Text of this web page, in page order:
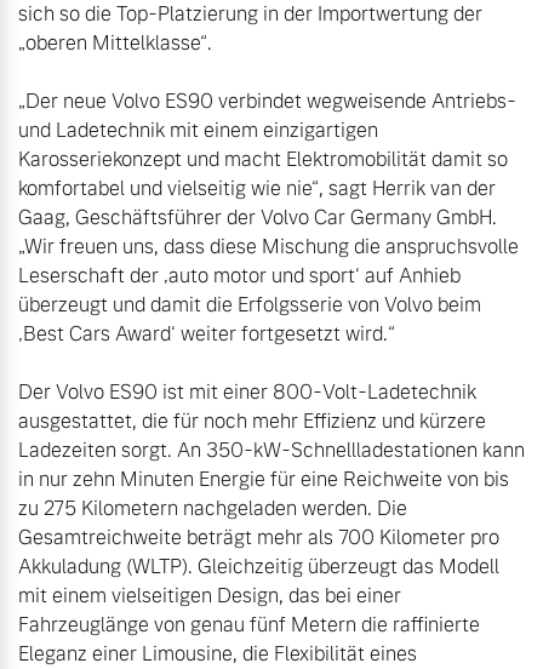
sich so die Top-Platzierung in der Importwertung der
„oberen Mittelklasse“.
„Der neue Volvo ES90 verbindet wegweisende Antriebs-
und Ladetechnik mit einem einzigartigen
Karosseriekonzept und macht Elektromobilität damit so
komfortabel und vielseitig wie nie“, sagt Herrik van der
Gaag, Geschäftsführer der Volvo Car Germany GmbH.
„Wir freuen uns, dass diese Mischung die anspruchsvolle
Leserschaft der ‚auto motor und sport‘ auf Anhieb
überzeugt und damit die Erfolgsserie von Volvo beim
‚Best Cars Award‘ weiter fortgesetzt wird.“
Der Volvo ES90 ist mit einer 800-Volt-Ladetechnik
ausgestattet, die für noch mehr Effizienz und kürzere
Ladezeiten sorgt. An 350-kW-Schnellladestationen kann
in nur zehn Minuten Energie für eine Reichweite von bis
zu 275 Kilometern nachgeladen werden. Die
Gesamtreichweite beträgt mehr als 700 Kilometer pro
Akkuladung (WLTP). Gleichzeitig überzeugt das Modell
mit einem vielseitigen Design, das bei einer
Fahrzeuglänge von genau fünf Metern die raffinierte
Eleganz einer Limousine, die Flexibilität eines